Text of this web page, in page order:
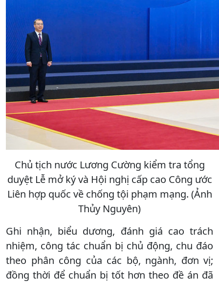
Chủ tịch nước Lương Cường kiểm tra tổng
duyệt Lễ mở ký và Hội nghị cấp cao Công ước
Liên hợp quốc về chống tội phạm mạng. (Ảnh
Thủy Nguyên)
Ghi nhận, biểu dương, đánh giá cao trách
nhiệm, công tác chuẩn bị chủ động, chu đáo
theo phân công của các bộ, ngành, đơn vị;
đồng thời để chuẩn bị tốt hơn theo đề án đã